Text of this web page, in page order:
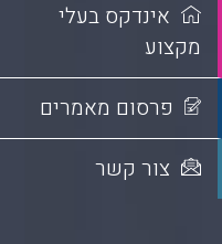
אינדקס בעלי
מקצוע
פרסום מאמרים
צור קשר